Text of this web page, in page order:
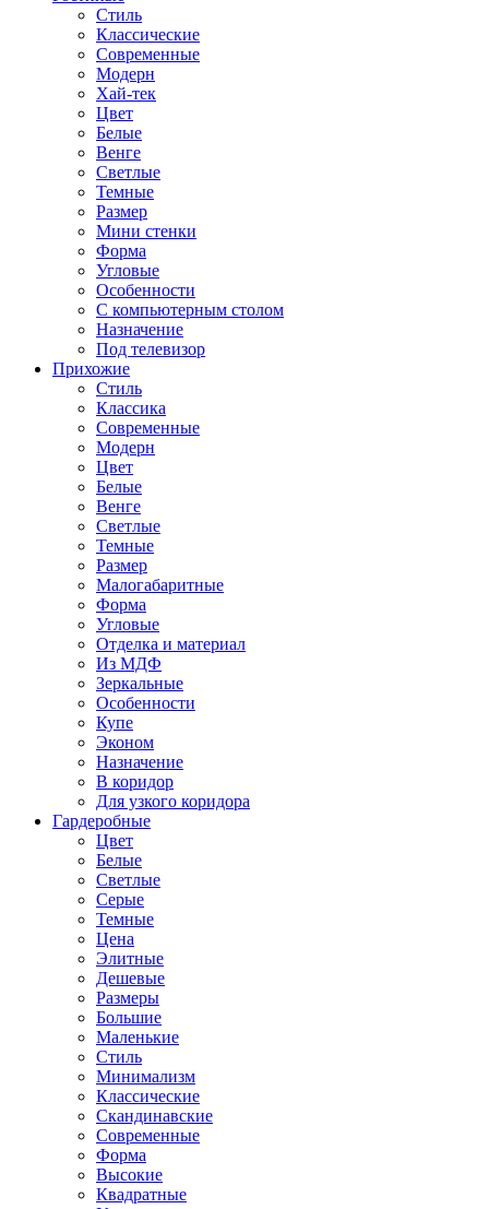
Стиль
Классические
Современные
Модерн
Хай-тек
Цвет
Белые
Венге
Светлые
Темные
Размер
Мини стенки
Форма
Угловые
Особенности
С компьютерным столом
Назначение
Под телевизор
Прихожие
Стиль
Классика
Современные
Модерн
Цвет
Белые
Венге
Светлые
Темные
Размер
Малогабаритные
Форма
Угловые
Отделка и материал
Из МДФ
Зеркальные
Особенности
Купе
Эконом
Назначение
В коридор
Для узкого коридора
Гардеробные
Цвет
Белые
Светлые
Серые
Темные
Цена
Элитные
Дешевые
Размеры
Большие
Маленькие
Стиль
Минимализм
Классические
Скандинавские
Современные
Форма
Высокие
Квадратные